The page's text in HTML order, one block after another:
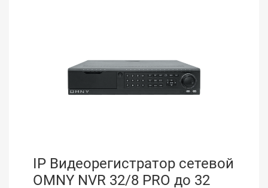
IP Видеорегистратор сетевой
OMNY NVR 32/8 PRO до 32